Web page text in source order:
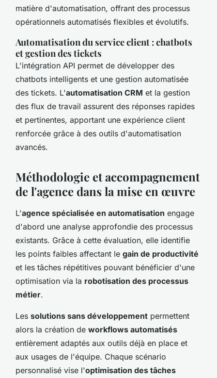
matière d'automatisation, offrant des processus
opérationnels automatisés flexibles et évolutifs.
Automatisation du service client : chatbots
et gestion des tickets
L'intégration API permet de développer des
chatbots intelligents et une gestion automatisée
des tickets. L'automatisation CRM et la gestion
des flux de travail assurent des réponses rapides
et pertinentes, apportant une expérience client
renforcée grâce à des outils d'automatisation
avancés.
Méthodologie et accompagnement
de l'agence dans la mise en œuvre
L'agence spécialisée en automatisation engage
d'abord une analyse approfondie des processus
existants. Grâce à cette évaluation, elle identifie
les points faibles affectant le gain de productivité
et les tâches répétitives pouvant bénéficier d'une
optimisation via la robotisation des processus
métier.
Les solutions sans développement permettent
alors la création de workflows automatisés
entièrement adaptés aux outils déjà en place et
aux usages de l'équipe. Chaque scénario
personnalisé vise l'optimisation des tâches